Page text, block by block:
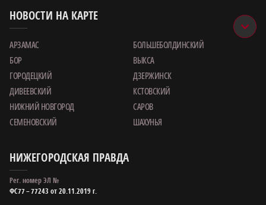
НОВОСТИ НА КАРТЕ
АРЗАМАС
БОЛЬШЕБОЛДИНСКИЙ
БОР
ВЫКСА
ГОРОДЕЦКИЙ
ДЗЕРЖИНСК
ДИВЕЕВСКИЙ
КСТОВСКИЙ
НИЖНИЙ НОВГОРОД
САРОВ
СЕМЕНОВСКИЙ
ШАХУНЬЯ
НИЖЕГОРОДСКАЯ ПРАВДА
Рег. номер ЭЛ №
ФС77 – 77243 от 20.11.2019 г.